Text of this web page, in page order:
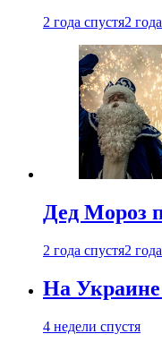
2 года спустя2
Дед Мороз
2 года спустя2
На Украине
4 недели спустя